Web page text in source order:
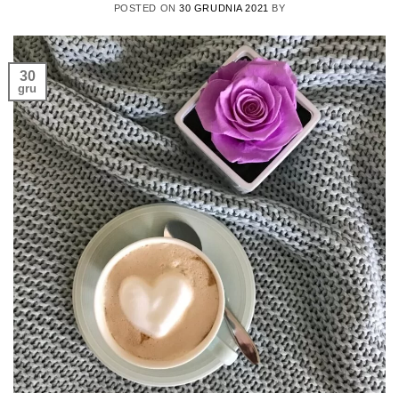
POSTED ON30 GRUDNIA 2021 BY
30
gru